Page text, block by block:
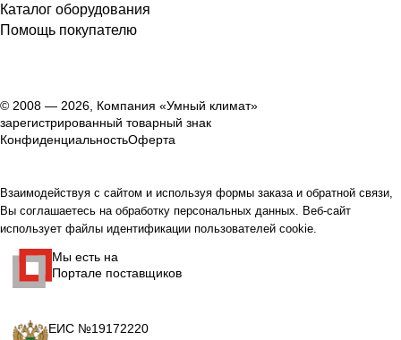
Каталог оборудования
Помощь покупателю
© 2008 — 2026, Компания «Умный климат»
зарегистрированный товарный знак
КонфиденциальностьОферта
Взаимодействуя с сайтом и используя формы заказа и обратной связи,
Вы соглашаетесь на обработку персональных данных. Веб-сайт
использует файлы идентификации пользователей cookie.
Мы есть на
Портале поставщиков
ЕИС №19172220